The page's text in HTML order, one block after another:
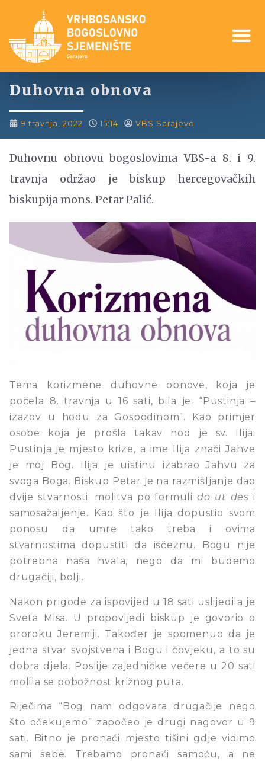
Duhovna obnova
9 travnja, 2022 15:14 VBS Sarajevo
Duhovnu obnovu bogoslovima VBS-a 8. i 9.
travnja održao je biskup hercegovačkih
biskupija mons. Petar Palić.
Tema korizmene duhovne obnove, koja je
počela 8. travnja u 16 sati, bila je: “Pustinja –
izazov u hodu za Gospodinom”. Kao primjer
osobe koja je prošla takav hod je sv. Ilija.
Pustinja je mjesto krize, a ime Ilija znači Jahve
je moj Bog. Ilija je uistinu izabrao Jahvu za
svoga Boga. Biskup Petar je na razmišljanje dao
dvije stvarnosti: molitva po formulido ut des i
samosažaljenje. Kao što je Ilija dopustio svom
ponosu da umre tako treba i ovima
stvarnostima dopustiti da iščeznu. Bogu nije
potrebna naša hvala, nego da mi budemo
drugačiji, bolji.
Nakon prigode za ispovijed u 18 sati uslijedila je
Sveta Misa. U propovijedi biskup je govorio o
proroku Jeremiji. Također je spomenuo da je
jedna stvar svojstvena i Bogu i čovjeku, a to su
dobra djela. Poslije zajedničke večere u 20 sati
molila se pobožnost križnog puta.
Riječima “Bog nam odgovara drugačije nego
što očekujemo” započeo je drugi nagovor u 9
sati. Bitno je pronaći mjesto tišini gdje vidimo
sami sebe. Trebamo pronaći samoću, a ne